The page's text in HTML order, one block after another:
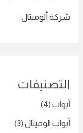
شركة ألوميتال
التصنيفات
أبواب (4)
أبواب الوميتال (3)